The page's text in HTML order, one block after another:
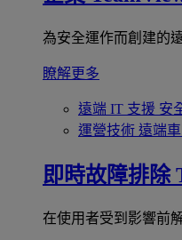
為安全運作而創建的
瞭解更多
遠端 IT 支援 安
運營技術 遠端
即時故障排除
在使用者受到影響前